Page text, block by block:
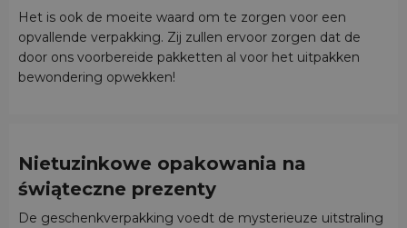
Het is ook de moeite waard om te zorgen voor een
opvallende verpakking. Zij zullen ervoor zorgen dat de
door ons voorbereide pakketten al voor het uitpakken
bewondering opwekken!
Nietuzinkowe opakowania na
świąteczne prezenty
De geschenkverpakking voedt de mysterieuze uitstraling